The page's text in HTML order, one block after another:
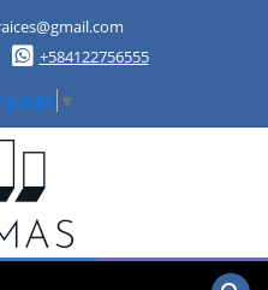
+584122756555
▼